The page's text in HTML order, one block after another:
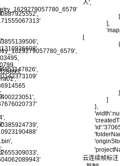
人',
],
[
]
},
云连续帧标注